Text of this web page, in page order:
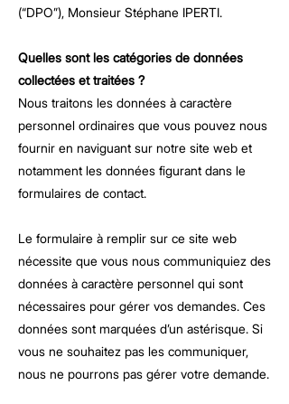
(“DPO”), Monsieur Stéphane IPERTI.
Quelles sont les catégories de données
collectées et traitées ?
Nous traitons les données à caractère
personnel ordinaires que vous pouvez nous
fournir en naviguant sur notre site web et
notamment les données figurant dans le
formulaires de contact.
Le formulaire à remplir sur ce site web
nécessite que vous nous communiquiez des
données à caractère personnel qui sont
nécessaires pour gérer vos demandes. Ces
données sont marquées d’un astérisque. Si
vous ne souhaitez pas les communiquer,
nous ne pourrons pas gérer votre demande.